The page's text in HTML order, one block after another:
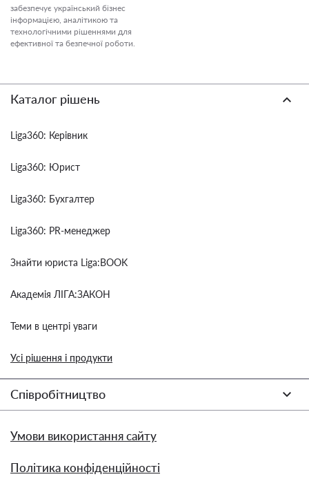
забезпечує український бізнес
інформацією, аналітикою та
технологічними рішеннями для
ефективної та безпечної роботи.
Каталог рішень
Liga360: Керівник
Liga360: Юрист
Liga360: Бухгалтер
Liga360: PR-менеджер
Знайти юриста Liga:BOOK
Академія ЛІГА:ЗАКОН
Теми в центрі уваги
Усі рішення і продукти
Співробітництво
Умови використання сайту
Політика конфіденційності